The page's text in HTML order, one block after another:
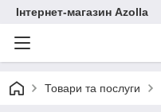
Інтернет-магазин Azolla
Товари та послуги